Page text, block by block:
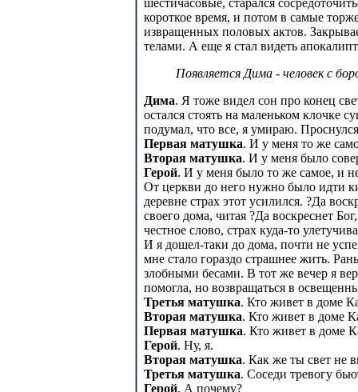
шестичасовые, старался
короткое время, и потом в самые
извращенных половых актов.
телами. А еще я стал видеть
Появляется Дима - человек с
Дима. Я тоже видел сон про конец
остался стоять на маленьком клочке
подумал, что все, я умираю.
Первая матушка. И у меня то же
Вторая матушка. И у меня было
Герой. И у меня было то же самое, и
От церкви до него нужно было идти
деревне страх этот усилился. ?Да
своего дома, читая ?Да воскреснет
честное слово, страх куда-то
И я дошел-таки до дома, почти не
мне стало гораздо страшнее жить.
злобными бесами. В тот же вечер я
помогла, но возвращаться в
Третья матушка. Кто живет в доме
Вторая матушка. Кто живет в доме
Первая матушка. Кто живет в доме
Герой. Ну, я.
Вторая матушка. Как же ты свет не
Третья матушка. Соседи тревогу
Герой. А почему?